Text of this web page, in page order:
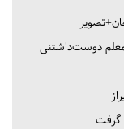
معلم دوست‌داشتنی
گرفت